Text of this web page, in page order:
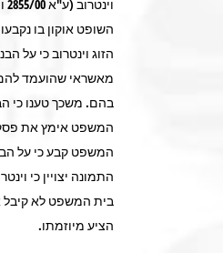
השופט אוקון בו
הזוג וינטרוב כי על
מאשראי שהועמד להם
בהם. משכך טענו כי
המשפט אימץ את פסק
בית המשפט לא קיבל
הציע מיוזמתו.